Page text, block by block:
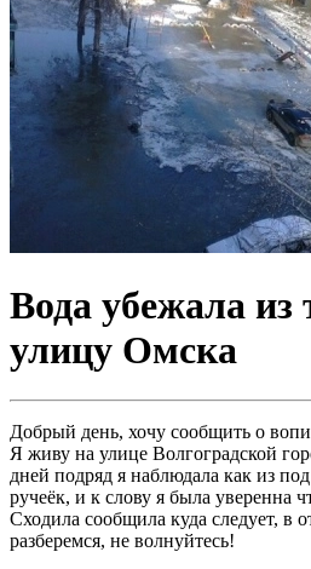
Вода убежала из
улицу Омска
Добрый день, хочу сообщить о
Я живу на улице Волгоградской
дней подряд я наблюдала как из
ручеёк, и к слову я была уверенна
Сходила сообщила куда следует, в
разберемся, не волнуйтесь!